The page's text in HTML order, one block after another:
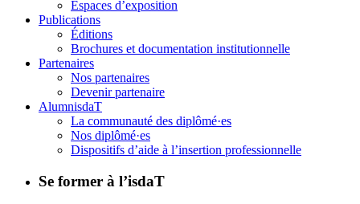
Espaces d’exposition
Publications
Éditions
Brochures et documentation institutionnelle
Partenaires
Nos partenaires
Devenir partenaire
AlumnisdaT
La communauté des diplômé·es
Nos diplômé·es
Dispositifs d’aide à l’insertion professionnelle
Se former à l’isdaT